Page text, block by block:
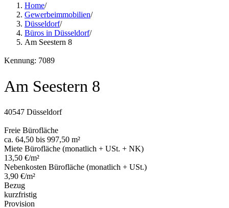
Home/
Gewerbeimmobilien/
Düsseldorf/
Büros in Düsseldorf/
Am Seestern 8
Kennung: 7089
Am Seestern 8
40547 Düsseldorf
Freie Bürofläche
ca. 64,50 bis 997,50 m²
Miete Bürofläche (monatlich + USt. + NK)
13,50 €/m²
Nebenkosten Bürofläche (monatlich + USt.)
3,90 €/m²
Bezug
kurzfristig
Provision